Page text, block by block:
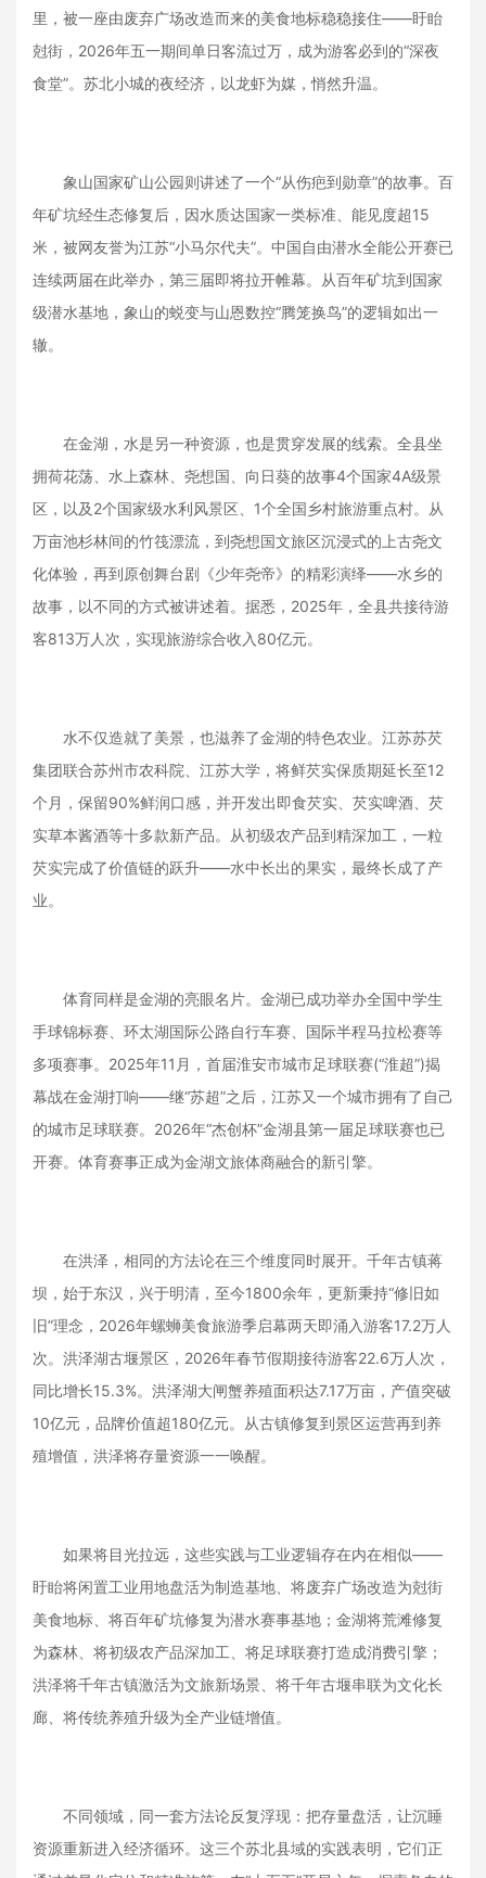
里，被一座由废弃广场改造而来的美食地标稳稳接住——盱眙
尅街，2026年五一期间单日客流过万，成为游客必到的“深夜
食堂”。苏北小城的夜经济，以龙虾为媒，悄然升温。
象山国家矿山公园则讲述了一个“从伤疤到勋章”的故事。百
年矿坑经生态修复后，因水质达国家一类标准、能见度超15
米，被网友誉为江苏“小马尔代夫”。中国自由潜水全能公开赛已
连续两届在此举办，第三届即将拉开帷幕。从百年矿坑到国家
级潜水基地，象山的蜕变与山恩数控“腾笼换鸟”的逻辑如出一
辙。
在金湖，水是另一种资源，也是贯穿发展的线索。全县坐
拥荷花荡、水上森林、尧想国、向日葵的故事4个国家4A级景
区，以及2个国家级水利风景区、1个全国乡村旅游重点村。从
万亩池杉林间的竹筏漂流，到尧想国文旅区沉浸式的上古尧文
化体验，再到原创舞台剧《少年尧帝》的精彩演绎——水乡的
故事，以不同的方式被讲述着。据悉，2025年，全县共接待游
客813万人次，实现旅游综合收入80亿元。
水不仅造就了美景，也滋养了金湖的特色农业。江苏苏芡
集团联合苏州市农科院、江苏大学，将鲜芡实保质期延长至12
个月，保留90%鲜润口感，并开发出即食芡实、芡实啤酒、芡
实草本酱酒等十多款新产品。从初级农产品到精深加工，一粒
芡实完成了价值链的跃升——水中长出的果实，最终长成了产
业。
体育同样是金湖的亮眼名片。金湖已成功举办全国中学生
手球锦标赛、环太湖国际公路自行车赛、国际半程马拉松赛等
多项赛事。2025年11月，首届淮安市城市足球联赛(“淮超”)揭
幕战在金湖打响——继“苏超”之后，江苏又一个城市拥有了自己
的城市足球联赛。2026年“杰创杯”金湖县第一届足球联赛也已
开赛。体育赛事正成为金湖文旅体商融合的新引擎。
在洪泽，相同的方法论在三个维度同时展开。千年古镇蒋
坝，始于东汉，兴于明清，至今1800余年，更新秉持“修旧如
旧”理念，2026年螺蛳美食旅游季启幕两天即涌入游客17.2万人
次。洪泽湖古堰景区，2026年春节假期接待游客22.6万人次，
同比增长15.3%。洪泽湖大闸蟹养殖面积达7.17万亩，产值突破
10亿元，品牌价值超180亿元。从古镇修复到景区运营再到养
殖增值，洪泽将存量资源一一唤醒。
如果将目光拉远，这些实践与工业逻辑存在内在相似——
盱眙将闲置工业用地盘活为制造基地、将废弃广场改造为尅街
美食地标、将百年矿坑修复为潜水赛事基地；金湖将荒滩修复
为森林、将初级农产品深加工、将足球联赛打造成消费引擎；
洪泽将千年古镇激活为文旅新场景、将千年古堰串联为文化长
廊、将传统养殖升级为全产业链增值。
不同领域，同一套方法论反复浮现：把存量盘活，让沉睡
资源重新进入经济循环。这三个苏北县域的实践表明，它们正